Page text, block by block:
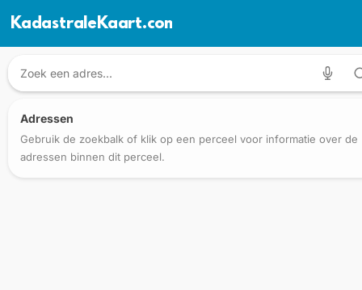
KadastraleKaart.com
Adressen
Gebruik de zoekbalk of klik op een perceel voor informatie over de
adressen binnen dit perceel.